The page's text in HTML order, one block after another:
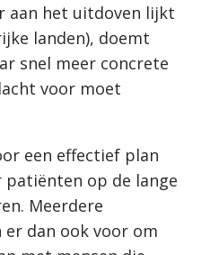
aan het uitdoven lijkt
landen), doemt
snel meer concrete
voor moet
een effectief plan
patiënten op de lange
Meerdere
dan ook voor om